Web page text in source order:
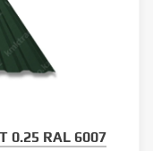
0.25 RAL 6007